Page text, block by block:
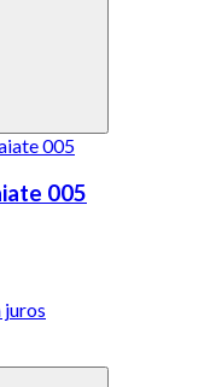
005
juros